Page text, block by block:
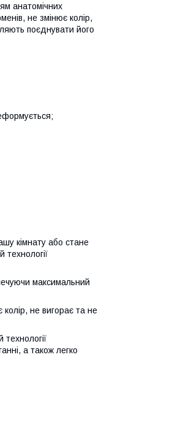
анатомічних
не змінює колір,
поєднувати його
кімнату або стане
максимальний
колір, не вигорає та не
а також легко